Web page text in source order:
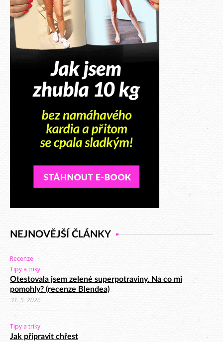
NEJNOVĚJŠÍ ČLÁNKY
Recenze
Tipy a triky
Otestovala jsem zelené superpotraviny. Na co mi
pomohly? (recenze Blendea)
31. 5. 2026
Tipy a triky
Jak připravit chřest